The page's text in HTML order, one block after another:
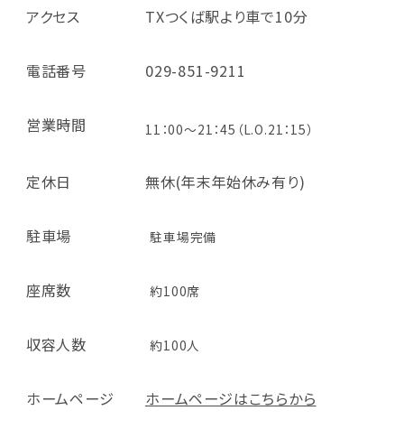
アクセス TXつくば駅より車で10分
電話番号 029-851-9211
営業時間 11：00～21：45（L.O.21：15）
定休日 無休(年末年始休み有り)
駐車場 駐車場完備
座席数 約100席
収容人数 約100人
ホームページ ホームページはこちらから